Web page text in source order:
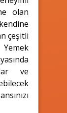
olan
çeşitli
ve